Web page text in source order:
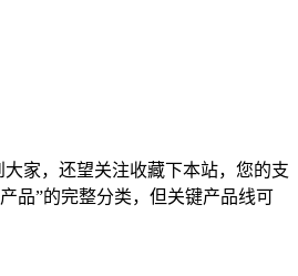
家，还望关注收藏下本站，您的支
品”的完整分类，但关键产品线可